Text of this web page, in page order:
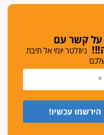
לדחות מינוי מנכ"ל
בר מצווה, שרי
על קשר עם
ניוזלטר יומי אל תיבת